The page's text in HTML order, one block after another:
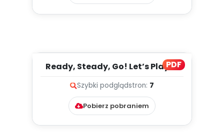
PDF
Ready, Steady, Go! Let’s Play in
Szybki podglądstron: 7
Pobierz pobraniem